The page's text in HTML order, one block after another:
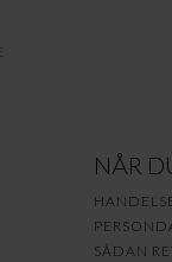
NÅR
SÅDAN